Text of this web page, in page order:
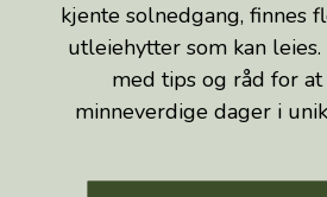
kjente solnedgang, finnes
utleiehytter som kan
med tips og råd for
minneverdige dager i